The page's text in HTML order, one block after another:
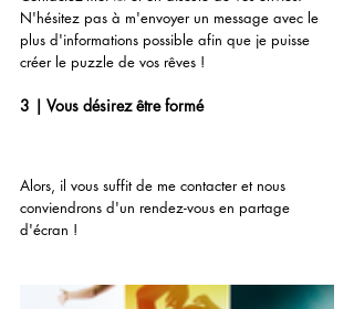
N'hésitez pas à m'envoyer un message avec le
plus d'informations possible afin que je puisse
créer le puzzle de vos rêves !
3 | Vous désirez être formé
Alors, il vous suffit de me contacter et nous
conviendrons d'un rendez-vous en partage
d'écran !